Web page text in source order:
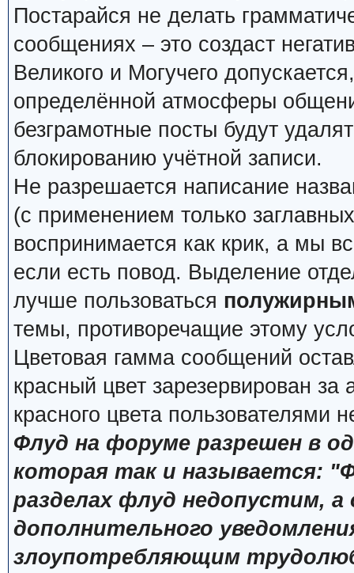
Постарайся не делать
сообщениях – это создаст
Великого и Могучего
определённой атмосферы
безграмотные посты будут
блокированию учётной записи.
Не разрешается написание
(с применением только
воспринимается как крик, а мы
если есть повод. Выделение
лучше пользоваться
темы, противоречащие этому
Цветовая гамма сообщений
красный цвет зарезервирован
красного цвета пользователями
Флуд на форуме разрешен в
которая так и называется:
разделах флуд недопустим,
дополнительного
злоупотребляющим